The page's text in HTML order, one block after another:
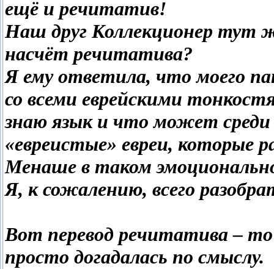
ещё и речитатив!
Наш друг Коллекционер тут
насчёт речитатива?
Я ему ответила, что моего
со всеми еврейскими
знаю язык и что может среди
«евреистые» евреи, которые
Менаше в таком
Я, к сожалению, всего
Вот перевод речитатива –
просто догадалась по смыслу.